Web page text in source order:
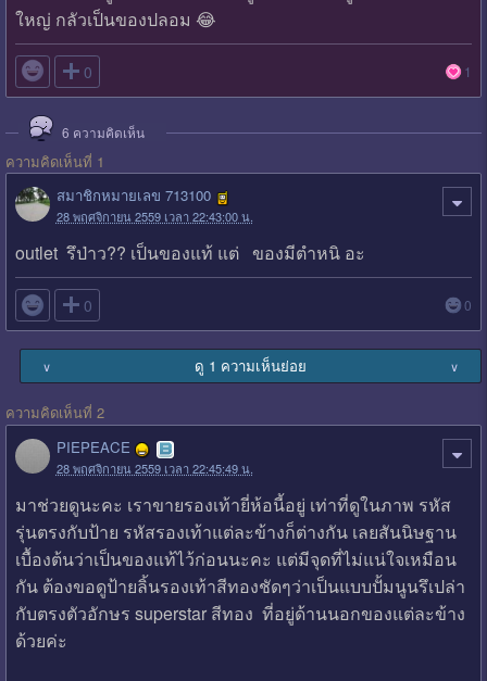
ใหญ่ กลัวเป็นของปลอม 😂
 0 1
6 ความคิดเห็น
ความคิดเห็นที่ 1
สมาชิกหมายเลข 713100
28 พฤศจิกายน 2559 เวลา 22:43:00 น.
outlet รึป่าว?? เป็นของแท้ แต่ ของมีตำหนิ อะ
 0 0
∨ ดู 1 ความเห็นย่อย ∨
ความคิดเห็นที่ 2
PIEPEACE
28 พฤศจิกายน 2559 เวลา 22:45:49 น.
มาช่วยดูนะคะ เราขายรองเท้ายี่ห้อนี้อยู่ เท่าที่ดูในภาพ รหัส
รุ่นตรงกับป้าย รหัสรองเท้าแต่ละข้างก็ต่างกัน เลยสันนิษฐาน
เบื้องต้นว่าเป็นของแท้ไว้ก่อนนะคะ แต่มีจุดที่ไม่แน่ใจเหมือน
กัน ต้องขอดูป้ายลิ้นรองเท้าสีทองชัดๆว่าเป็นแบบปั้มนูนรึเปล่า
กับตรงตัวอักษร superstar สีทอง ที่อยู่ด้านนอกของแต่ละข้าง
ด้วยค่ะ